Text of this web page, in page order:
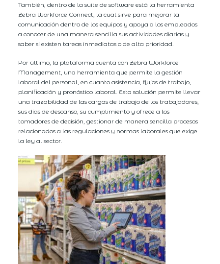
También, dentro de la suite de software está la herramienta
Zebra Workforce Connect, la cual sirve para mejorar la
comunicación dentro de los equipos y apoya a los empleados
a conocer de una manera sencilla sus actividades diarias y
saber si existen tareas inmediatas o de alta prioridad.
Por último, la plataforma cuenta con Zebra Workforce
Management, una herramienta que permite la gestión
laboral del personal, en cuanto asistencia, flujos de trabajo,
planificación y pronóstico laboral. Esta solución permite llevar
una trazabilidad de las cargas de trabajo de los trabajadores,
sus días de descanso, su cumplimiento y ofrece a los
tomadores de decisión, gestionar de manera sencilla procesos
relacionados a las regulaciones y normas laborales que exige
la ley al sector.